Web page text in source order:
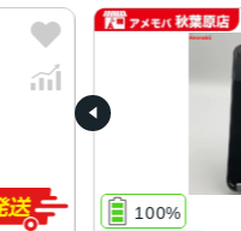
シルバー、レッド
64GB
100%